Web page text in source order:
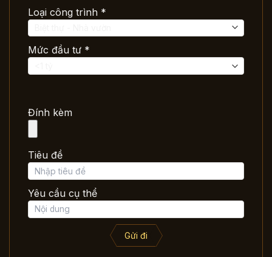
Loại công trình *
Mức đầu tư *
Đính kèm
Tiêu đề
Yêu cầu cụ thể
Gửi đi